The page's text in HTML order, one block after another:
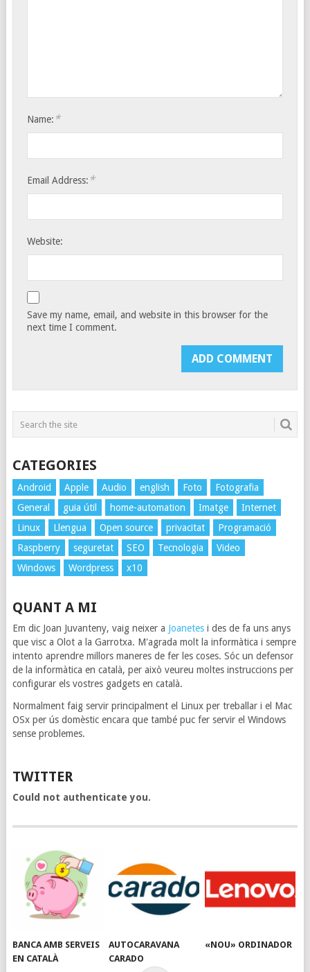
Name: *
Email Address: *
Website:
Save my name, email, and website in this browser for the
next time I comment.
CATEGORIES
Android Apple Audio english Foto
Fotografia
General
guia útil home-automation Imatge
Internet
Linux
Llengua Open source privacitat
Programació
Raspberry
seguretat SEO Tecnologia
Video
Windows
Wordpress x10
QUANT A MI
Em dic Joan Juvanteny, vaig neixer a Joanetesi des de fa uns anys
que visc a Olot a la Garrotxa. M'agrada molt la informàtica i sempre
intento aprendre millors maneres de fer les coses. Sóc un defensor
de la informàtica en català, per això veureu moltes instruccions per
configurar els vostres gadgets en català.
Normalment faig servir principalment el Linux per treballar i el Mac
OSx per ús domèstic encara que també puc fer servir el Windows
sense problemes.
TWITTER
Could not authenticate you.
BANCA AMB SERVEIS
EN CATALÀ
AUTOCARAVANA
CARADO
«NOU» ORDINADOR